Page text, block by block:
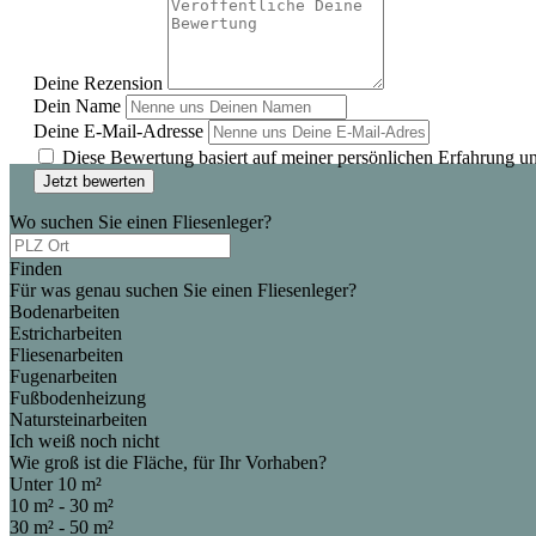
Deine Rezension
Dein Name
Deine E-Mail-Adresse
Diese Bewertung basiert auf meiner persönlichen Erfahrung
Jetzt bewerten
Wo suchen Sie einen Fliesenleger?
Finden
Für was genau suchen Sie einen Fliesenleger?
Bodenarbeiten
Estricharbeiten
Fliesenarbeiten
Fugenarbeiten
Fußbodenheizung
Natursteinarbeiten
Ich weiß noch nicht
Wie groß ist die Fläche, für Ihr Vorhaben?
Unter 10 m²
10 m² - 30 m²
30 m² - 50 m²